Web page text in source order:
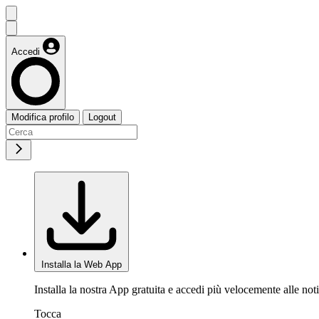
Accedi
Modifica profilo Logout
Installa la Web App
Installa la nostra App gratuita e accedi più velocemente alle
Tocca